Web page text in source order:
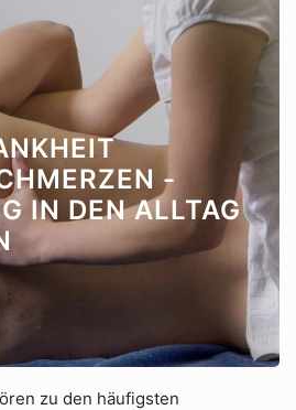
-
IN DEN ALLTAG
zu den häufigsten